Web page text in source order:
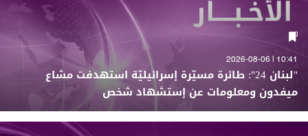
10:41 | 2026-08-06
"لبنان 24": طائرة مسيّرة إسرائيليّة استهدفت مشاع
ميفدون ومعلومات عن إستشهاد شخص